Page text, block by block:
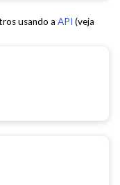
usando a API (veja